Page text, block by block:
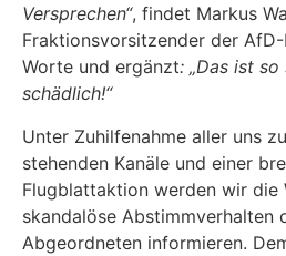
Versprechen“, findet Markus
Fraktionsvorsitzender der
Worte und ergänzt: „Das ist
schädlich!“
Unter Zuhilfenahme aller uns
stehenden Kanäle und einer
Flugblattaktion werden wir die
skandalöse Abstimmverhalten
Abgeordneten informieren.